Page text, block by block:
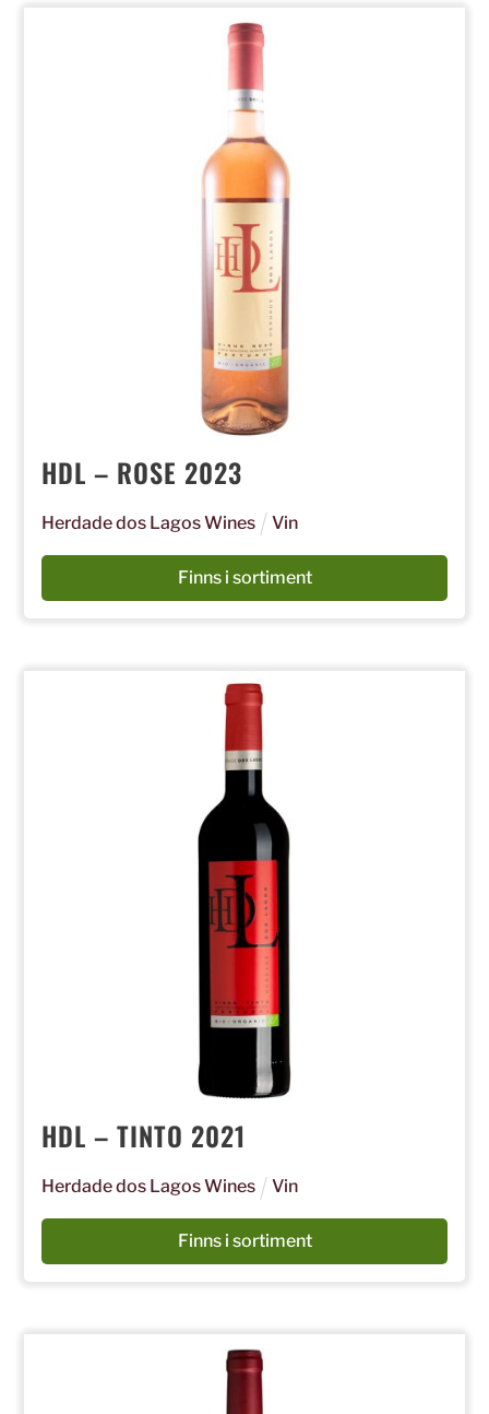
HDL – ROSE 2023
Herdade dos Lagos Wines Vin
Finns i sortiment
HDL – TINTO 2021
Herdade dos Lagos Wines Vin
Finns i sortiment